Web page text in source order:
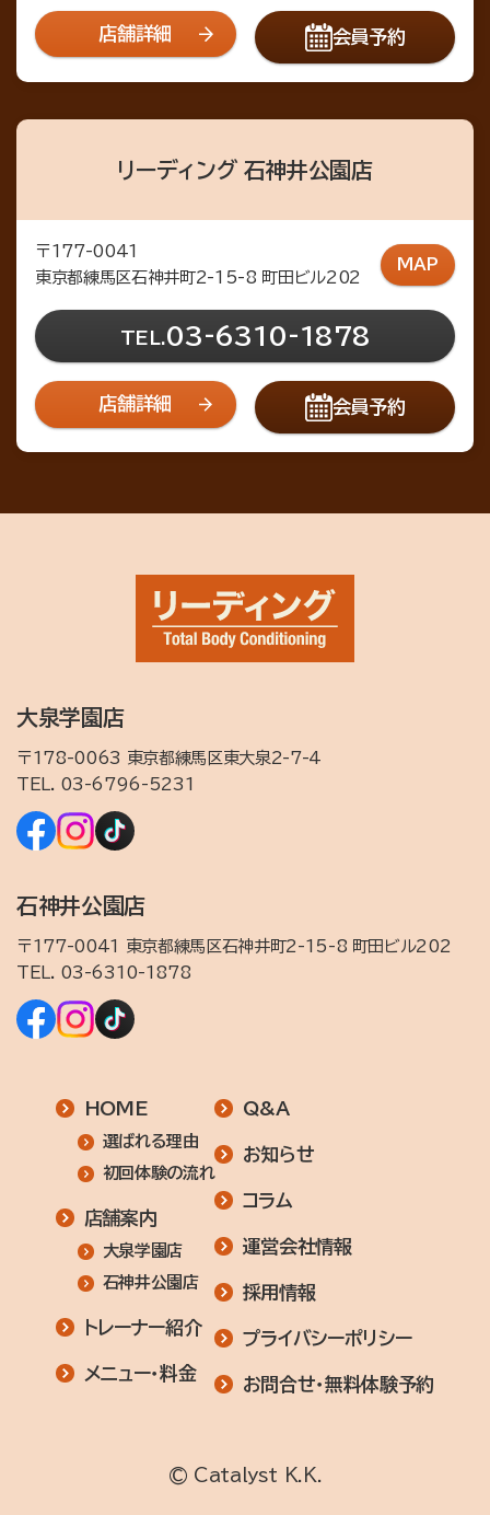
店舗詳細 会員予約
リーディング 石神井公園店
〒177-0041
東京都練馬区石神井町2-15-8 町田ビル202
MAP
TEL.03-6310-1878
店舗詳細 会員予約
大泉学園店
〒178-0063 東京都練馬区東大泉2-7-4
TEL. 03-6796-5231
石神井公園店
〒177-0041 東京都練馬区石神井町2-15-8 町田ビル202
TEL. 03-6310-1878
HOME
選ばれる理由
初回体験の流れ
店舗案内
大泉学園店
石神井公園店
トレーナー紹介
メニュー・料金
Q&A
お知らせ
コラム
運営会社情報
採用情報
プライバシーポリシー
お問合せ・無料体験予約
© Catalyst K.K.